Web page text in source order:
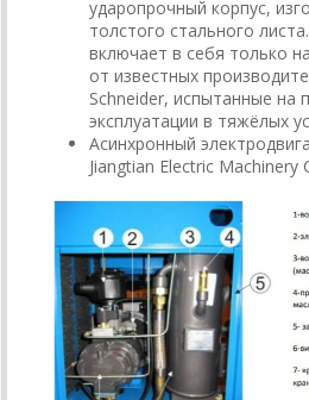
ударопрочный корпус,
толстого стального
включает в себя только
от известных
Schneider, испытанные на
эксплуатации в тяжёлых
Асинхронный
Jiangtian Electric Machinery